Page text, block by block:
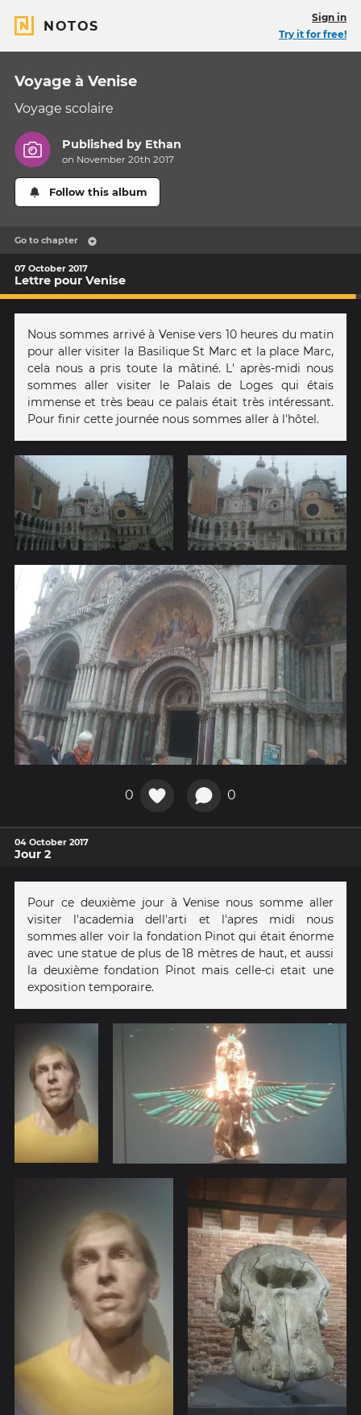
NOTOS
Sign in
Try it for free!
Voyage à Venise
Voyage scolaire
Published by Ethan
on November 20th 2017
Follow this album
Go to chapter
07 October 2017
Lettre pour Venise
Nous sommes arrivé à Venise vers 10 heures du matin
pour aller visiter la Basilique St Marc et la place Marc,
cela nous a pris toute la mâtiné. L' après-midi nous
sommes aller visiter le Palais de Loges qui étais
immense et très beau ce palais était très intéressant.
Pour finir cette journée nous sommes aller à l'hôtel.
0 0
04 October 2017
Jour 2
Pour ce deuxième jour à Venise nous somme aller
visiter l'academia dell'arti et l'apres midi nous
sommes aller voir la fondation Pinot qui était énorme
avec une statue de plus de 18 mètres de haut, et aussi
la deuxième fondation Pinot mais celle-ci etait une
exposition temporaire.